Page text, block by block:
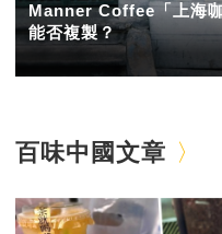
Manner Coffee「上海
能否複製？
百味中國文章